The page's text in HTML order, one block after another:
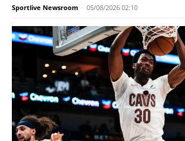
Sportlive Newsroom - 05/08/2026 02:10